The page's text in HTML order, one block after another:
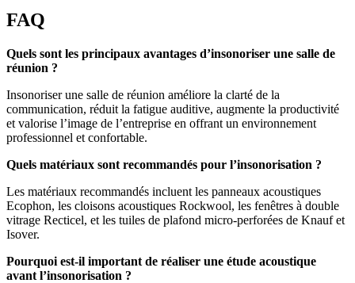
FAQ
Quels sont les principaux avantages d’insonoriser une salle de
réunion ?
Insonoriser une salle de réunion améliore la clarté de la
communication, réduit la fatigue auditive, augmente la productivité
et valorise l’image de l’entreprise en offrant un environnement
professionnel et confortable.
Quels matériaux sont recommandés pour l’insonorisation ?
Les matériaux recommandés incluent les panneaux acoustiques
Ecophon, les cloisons acoustiques Rockwool, les fenêtres à double
vitrage Recticel, et les tuiles de plafond micro-perforées de Knauf et
Isover.
Pourquoi est-il important de réaliser une étude acoustique
avant l’insonorisation ?